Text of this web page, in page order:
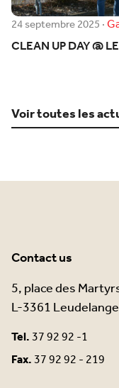
24 septembre 2025·
CLEAN UP DAY @
Voir toutes les
Contact us
5, place des
L-3361 Leudelange
Tel.37 92 92 -1
Fax.37 92 92 - 219